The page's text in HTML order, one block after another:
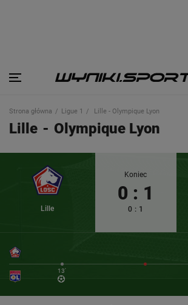
Strona główna Ligue 1 Lille - Olympique Lyon
Lille - Olympique Lyon
Lille
Koniec
0 : 1
0 : 1
13'